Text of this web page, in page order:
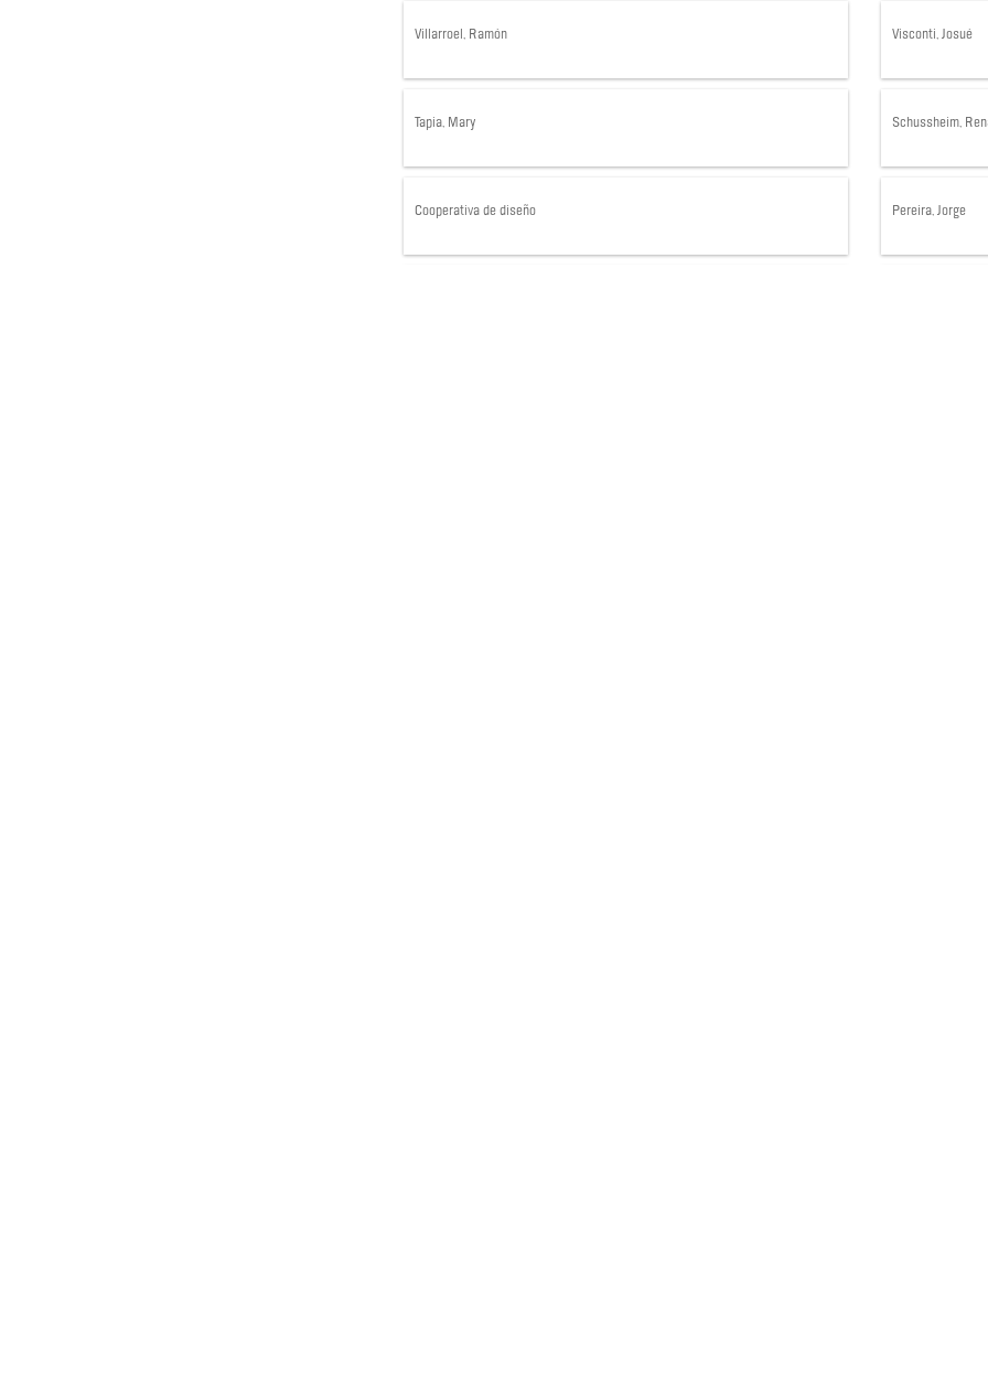
Villarroel, Ramón Visconti, Josué
Tapia, Mary Schussheim,
Cooperativa de diseño Pereira, Jorge